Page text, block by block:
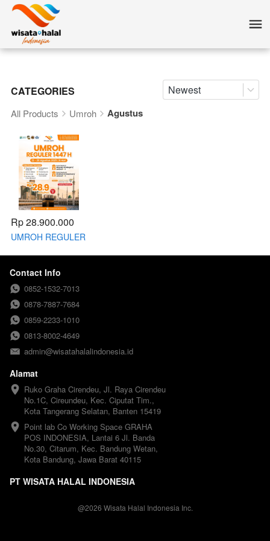
CATEGORIES Newest
All Products Umroh Agustus
Rp 28.900.000
UMROH REGULER
2025
Contact Info
0852-1532-7013
0878-7887-7684
0859-2233-1010
0813-8002-4649
admin@wisatahalalindonesia.id
Alamat
Ruko Graha Cirendeu, Jl. Raya Cirendeu
No.1C, Cireundeu, Kec. Ciputat Tim.,
Kota Tangerang Selatan, Banten 15419
Point lab Co Working Space GRAHA
POS INDONESIA, Lantai 6 Jl. Banda
No.30, Citarum, Kec. Bandung Wetan,
Kota Bandung, Jawa Barat 40115
PT WISATA HALAL INDONESIA
@2026 Wisata Halal Indonesia Inc.